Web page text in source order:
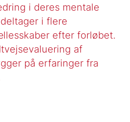
i deres mentale
i flere
efter forløbet.
af
på erfaringer fra